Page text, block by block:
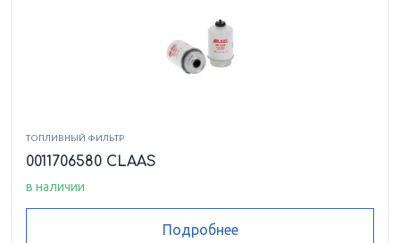
ТОПЛИВНЫЙ ФИЛЬТР
0011706580 CLAAS
в наличии
Подробнее